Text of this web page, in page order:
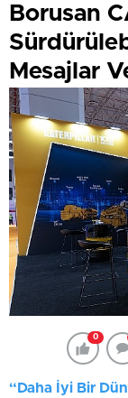
Borusan
Mesajlar
0
“Daha İyi Bir